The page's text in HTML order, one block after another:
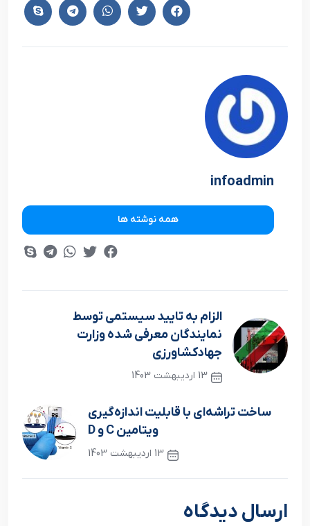
infoadmin
همه نوشته ها
الزام به تایید سیستمی توسط
نمایندگان معرفی شده وزارت
جهادکشاورزی
13 اردیبهشت 1403
ساخت تراشه‌ای با قابلیت اندازه‌گیری
ویتامین C و D
13 اردیبهشت 1403
نوشته بعدی
ارسال دیدگاه